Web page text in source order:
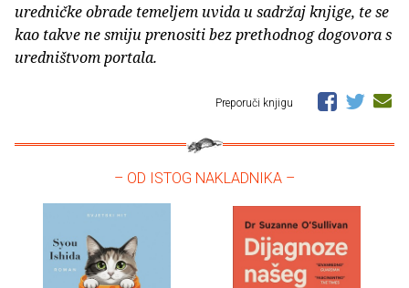
uredničke obrade temeljem uvida u sadržaj knjige, te se
kao takve ne smiju prenositi bez prethodnog dogovora s
uredništvom portala.
Preporuči knjigu
– OD ISTOG NAKLADNIKA –